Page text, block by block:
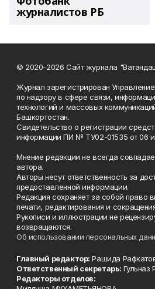
журналистов РБ
© 2020-2026 Сайт журнала
Журнал зарегистрирован
по надзору в сфере связи,
технологий и массовых
Башкортостан.
Свидетельство о регистрации
информации ПИ № ТУ02-01535 от 06
Мнение редакции не всегда
автора.
Авторы несут ответственность за
предоставленной информации.
Редакция сохраняет за собой право
печати, редактирования и
Рукописи и иллюстрации не
возвращаются.
Об использовании персональных
Главный редактор: Рашида
Ответственный секретарь:
Редакторы отделов: